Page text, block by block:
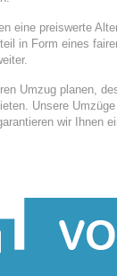
eine preiswerte
in Form eines
Umzug planen,
Unsere
wir Ihnen